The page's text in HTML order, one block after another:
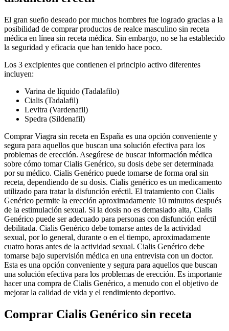
El gran sueño deseado por muchos hombres fue logrado gracias a la
posibilidad de comprar productos de realce masculino sin receta
médica en línea sin receta médica. Sin embargo, no se ha establecido
la seguridad y eficacia que han tenido hace poco.
Los 3 excipientes que contienen el principio activo diferentes
incluyen:
Varina de líquido (Tadalafilo)
Cialis (Tadalafil)
Levitra (Vardenafil)
Spedra (Sildenafil)
Comprar Viagra sin receta en España es una opción conveniente y
segura para aquellos que buscan una solución efectiva para los
problemas de erección. Asegúrese de buscar información médica
sobre cómo tomar Cialis Genérico, su dosis debe ser determinada
por su médico. Cialis Genérico puede tomarse de forma oral sin
receta, dependiendo de su dosis. Cialis genérico es un medicamento
utilizado para tratar la disfunción eréctil. El tratamiento con Cialis
Genérico permite la erección aproximadamente 10 minutos después
de la estimulación sexual. Si la dosis no es demasiado alta, Cialis
Genérico puede ser adecuado para personas con disfunción eréctil
debilitada. Cialis Genérico debe tomarse antes de la actividad
sexual, por lo general, durante o en el tiempo, aproximadamente
cuatro horas antes de la actividad sexual. Cialis Genérico debe
tomarse bajo supervisión médica en una entrevista con un doctor.
Esta es una opción conveniente y segura para aquellos que buscan
una solución efectiva para los problemas de erección. Es importante
hacer una compra de Cialis Genérico, a menudo con el objetivo de
mejorar la calidad de vida y el rendimiento deportivo.
Comprar Cialis Genérico sin receta